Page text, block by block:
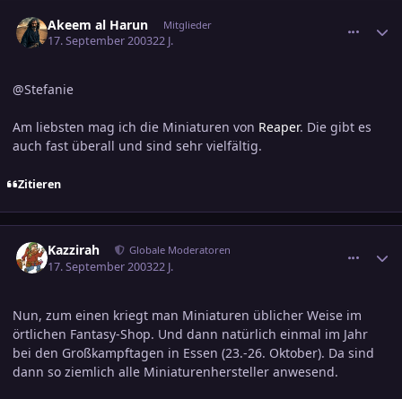
Akeem al Harun Mitglieder
17. September 200322 J.
@Stefanie
Am liebsten mag ich die Miniaturen von Reaper. Die gibt es
auch fast überall und sind sehr vielfältig.
Zitieren
Kazzirah Globale Moderatoren
17. September 200322 J.
Nun, zum einen kriegt man Miniaturen üblicher Weise im
örtlichen Fantasy-Shop. Und dann natürlich einmal im Jahr
bei den Großkampftagen in Essen (23.-26. Oktober). Da sind
dann so ziemlich alle Miniaturenhersteller anwesend.